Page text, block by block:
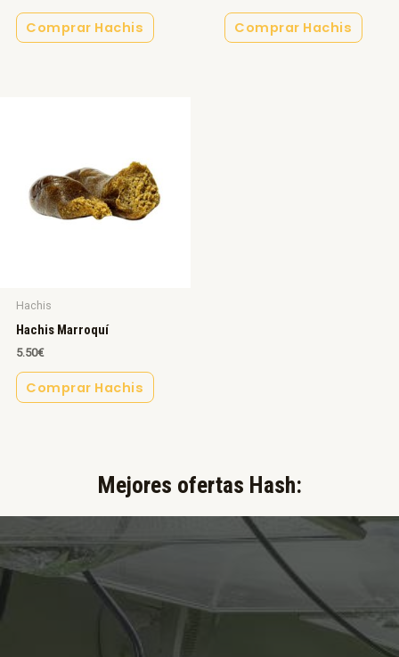
Comprar Hachis Comprar Hachis
Hachis
Hachis Marroquí
5.50€
Comprar Hachis
Mejores ofertas Hash:​